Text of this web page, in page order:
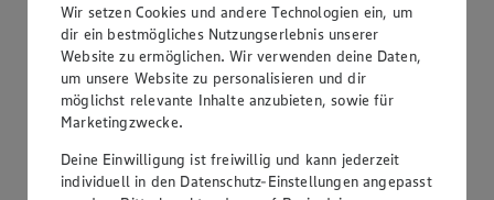
Wir setzen Cookies und andere Technologien ein, um
dir ein bestmögliches Nutzungserlebnis unserer
Website zu ermöglichen. Wir verwenden deine Daten,
um unsere Website zu personalisieren und dir
möglichst relevante Inhalte anzubieten, sowie für
Marketingzwecke.
Deine Einwilligung ist freiwillig und kann jederzeit
individuell in den Datenschutz-Einstellungen angepasst